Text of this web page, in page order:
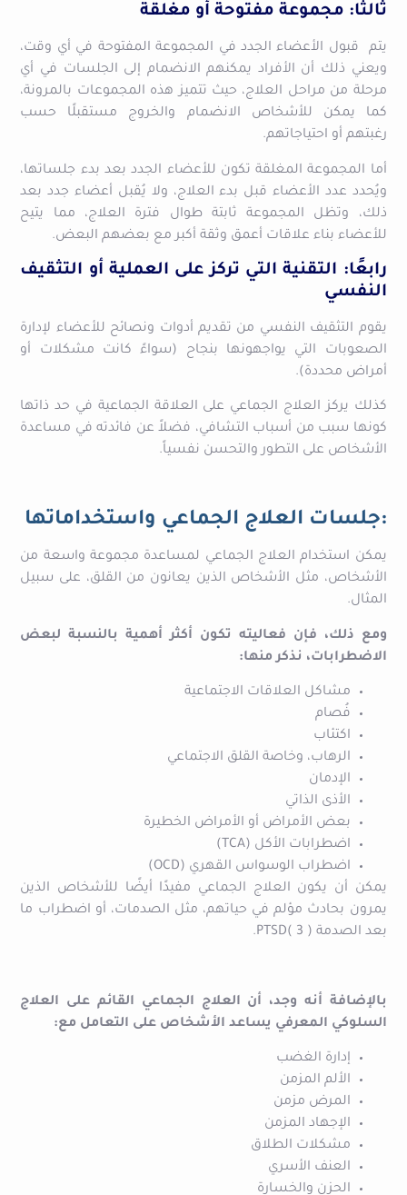
ثالثًا: مجموعة مفتوحة أو مغلقة
يتم قبول الأعضاء الجدد في المجموعة المفتوحة في أي وقت،
ويعني ذلك أن الأفراد يمكنهم الانضمام إلى الجلسات في أي
مرحلة من مراحل العلاج، حيث تتميز هذه المجموعات بالمرونة،
كما يمكن للأشخاص الانضمام والخروج مستقبلًا حسب
رغبتهم أو احتياجاتهم.
أما المجموعة المغلقة تكون للأعضاء الجدد بعد بدء جلساتها،
ويُحدد عدد الأعضاء قبل بدء العلاج، ولا يُقبل أعضاء جدد بعد
ذلك، وتظل المجموعة ثابتة طوال فترة العلاج، مما يتيح
للأعضاء بناء علاقات أعمق وثقة أكبر مع بعضهم البعض.
رابعًا: التقنية التي تركز على العملية أو التثقيف
النفسي
يقوم التثقيف النفسي من تقديم أدوات ونصائح للأعضاء لإدارة
الصعوبات التي يواجهونها بنجاح (سواءً كانت مشكلات أو
أمراض محددة).
كذلك يركز العلاج الجماعي على العلاقة الجماعية في حد ذاتها
كونها سبب من أسباب التشافي، فضلاً عن فائدته في مساعدة
الأشخاص على التطور والتحسن نفسياً.
:جلسات العلاج الجماعي واستخداماتها
يمكن استخدام العلاج الجماعي لمساعدة مجموعة واسعة من
الأشخاص، مثل الأشخاص الذين يعانون من القلق، على سبيل
المثال.
ومع ذلك، فإن فعاليته تكون أكثر أهمية بالنسبة لبعض
الاضطرابات، نذكر منها:
مشاكل العلاقات الاجتماعية
فُصام
اكتئاب
الرهاب، وخاصة القلق الاجتماعي
الإدمان
الأذى الذاتي
بعض الأمراض أو الأمراض الخطيرة
اضطرابات الأكل (TCA)
اضطراب الوسواس القهري (OCD)
يمكن أن يكون العلاج الجماعي مفيدًا أيضًا للأشخاص الذين
يمرون بحادث مؤلم في حياتهم، مثل الصدمات، أو اضطراب ما
بعد الصدمة ( PTSD( 3.
بالإضافة أنه وجد، أن العلاج الجماعي القائم على العلاج
السلوكي المعرفي يساعد الأشخاص على التعامل مع:
إدارة الغضب
الألم المزمن
المرض مزمن
الإجهاد المزمن
مشكلات الطلاق
العنف الأسري
الحزن والخسارة